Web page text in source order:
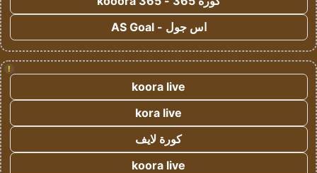
اس جول - AS Goal
!
koora live
kora live
كورة لايف
koora live